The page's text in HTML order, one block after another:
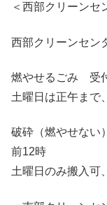
＜西部クリーンセ
西部クリーンセン
燃やせるごみ 受
土曜日は正午まで
破砕（燃やせな
前12時
土曜日のみ搬入可